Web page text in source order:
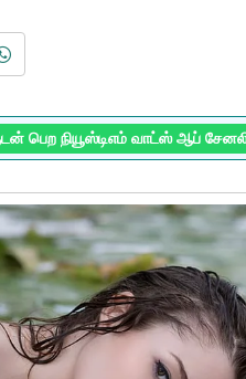
பெற நியூஸ்டிஎம் வாட்ஸ் ஆப்